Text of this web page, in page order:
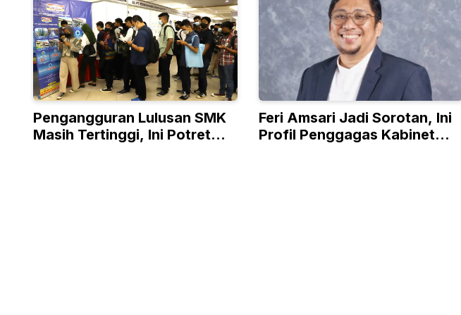
Pengangguran Lulusan SMK
Masih Tertinggi, Ini Potret
Feri Amsari Jadi Sorotan, Ini
Profil Penggagas Kabinet